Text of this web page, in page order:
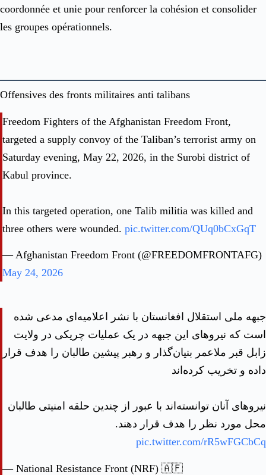
coordonnée et unie pour renforcer la cohésion et consolider
les groupes opérationnels.
Offensives des fronts militaires anti talibans
Freedom Fighters of the Afghanistan Freedom Front,
targeted a supply convoy of the Taliban’s terrorist army on
Saturday evening, May 22, 2026, in the Surobi district of
Kabul province.
In this targeted operation, one Talib militia was killed and
three others were wounded. pic.twitter.com/QUq0bCxGqT
— Afghanistan Freedom Front (@FREEDOMFRONTAFG)
May 24, 2026
جبهه ملی استقلال افغانستان با نشر اعلامیه‌ای مدعی شده
است که نیروهای این جبهه در یک عملیات چریکی در ولایت
زابل قبر ملاعمر بنیان‌گذار و رهبر پیشین طالبان را هدف قرار
داده و تخریب کرده‌اند
نیروهای آنان توانسته‌اند با عبور از چندین حلقه امنیتی طالبان
محل مورد نظر را هدف قرار دهند.
pic.twitter.com/rR5wFGCbCq
— National Resistance Front (NRF) 🇦🇫